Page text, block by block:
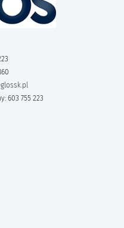
603 755 223